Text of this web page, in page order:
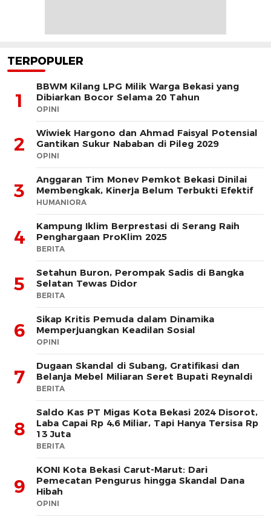
TERPOPULER
1
BBWM Kilang LPG Milik Warga Bekasi yang
Dibiarkan Bocor Selama 20 Tahun
OPINI
2
Wiwiek Hargono dan Ahmad Faisyal Potensial
Gantikan Sukur Nababan di Pileg 2029
OPINI
3
Anggaran Tim Monev Pemkot Bekasi Dinilai
Membengkak, Kinerja Belum Terbukti Efektif
HUMANIORA
4
Kampung Iklim Berprestasi di Serang Raih
Penghargaan ProKlim 2025
BERITA
5
Setahun Buron, Perompak Sadis di Bangka
Selatan Tewas Didor
BERITA
6
Sikap Kritis Pemuda dalam Dinamika
Memperjuangkan Keadilan Sosial
OPINI
7
Dugaan Skandal di Subang, Gratifikasi dan
Belanja Mebel Miliaran Seret Bupati Reynaldi
BERITA
8
Saldo Kas PT Migas Kota Bekasi 2024 Disorot,
Laba Capai Rp 4,6 Miliar, Tapi Hanya Tersisa Rp
13 Juta
BERITA
9
KONI Kota Bekasi Carut-Marut: Dari
Pemecatan Pengurus hingga Skandal Dana
Hibah
OPINI